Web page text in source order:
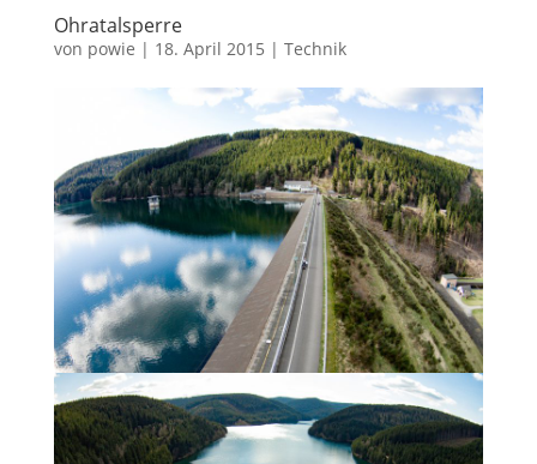
Ohratalsperre
von powie | 18. April 2015 | Technik